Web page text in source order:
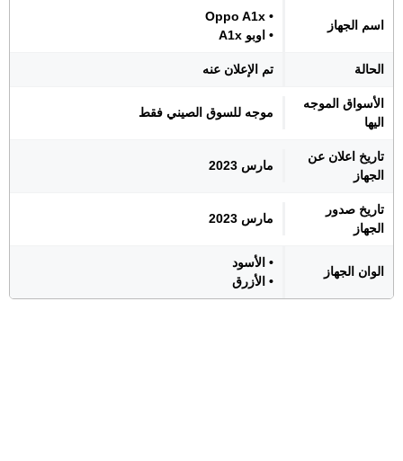
اسم الجهاز
• Oppo A1x
• اوبو A1x
الحالة تم الإعلان عنه
الأسواق الموجه
اليها
موجه للسوق الصيني فقط
تاريخ اعلان عن
الجهاز
مارس 2023
تاريخ صدور
الجهاز
مارس 2023
الوان الجهاز
• الأسود
• الأزرق